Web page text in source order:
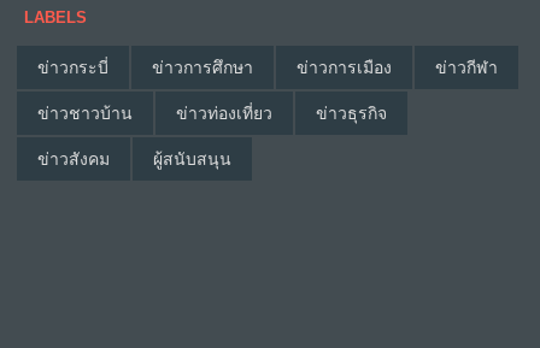
LABELS
ข่าวกระบี่ ข่าวการศึกษา ข่าวการเมือง ข่าวกีฬา
ข่าวชาวบ้าน ข่าวท่องเที่ยว ข่าวธุรกิจ
ข่าวสังคม ผู้สนับสนุน